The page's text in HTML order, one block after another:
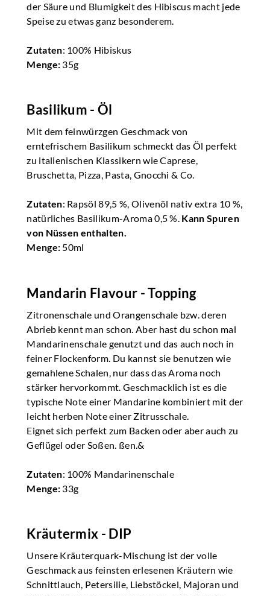
der Säure und Blumigkeit des Hibiscus macht jede
Speise zu etwas ganz besonderem.
Zutaten: 100% Hibiskus
Menge: 35g
Basilikum - Öl
Mit dem feinwürzgen Geschmack von
erntefrischem Basilikum schmeckt das Öl perfekt
zu italienischen Klassikern wie Caprese,
Bruschetta, Pizza, Pasta, Gnocchi & Co.
Zutaten: Rapsöl 89,5 %, Olivenöl nativ extra 10 %,
natürliches Basilikum-Aroma 0,5 %. Kann Spuren
von Nüssen enthalten.
Menge: 50ml
Mandarin Flavour - Topping
Zitronenschale und Orangenschale bzw. deren
Abrieb kennt man schon. Aber hast du schon mal
Mandarinenschale genutzt und das auch noch in
feiner Flockenform. Du kannst sie benutzen wie
gemahlene Schalen, nur dass das Aroma noch
stärker hervorkommt. Geschmacklich ist es die
typische Note einer Mandarine kombiniert mit der
leicht herben Note einer Zitrusschale.
Eignet sich perfekt zum Backen oder aber auch zu
Geflügel oder Soßen. ßen.&
Zutaten: 100% Mandarinenschale
Menge: 33g
Kräutermix - DIP
Unsere Kräuterquark-Mischung ist der volle
Geschmack aus feinsten erlesenen Kräutern wie
Schnittlauch, Petersilie, Liebstöckel, Majoran und